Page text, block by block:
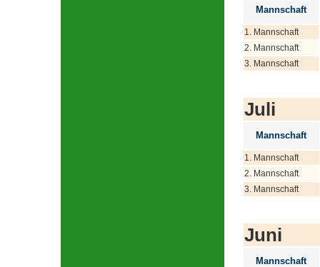
Mannschaft
1. Mannschaft
2. Mannschaft
3. Mannschaft
Juli
Mannschaft
1. Mannschaft
2. Mannschaft
3. Mannschaft
Juni
Mannschaft